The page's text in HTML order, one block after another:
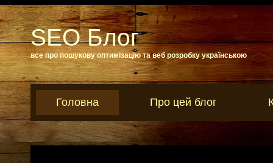
SEO Блог
все про пошукову оптимізацію та веб розробку українською
Головна Про цей блог